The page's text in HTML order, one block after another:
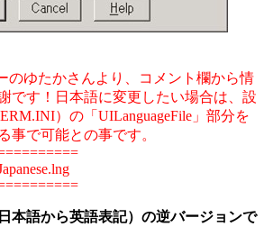
のゆたかさんより、コメント欄から情
です！ 日本語に変更したい場合は、設
）の「UILanguageFile」部分を
事で可能との事です。
本語から英語表記）の逆バージョンで